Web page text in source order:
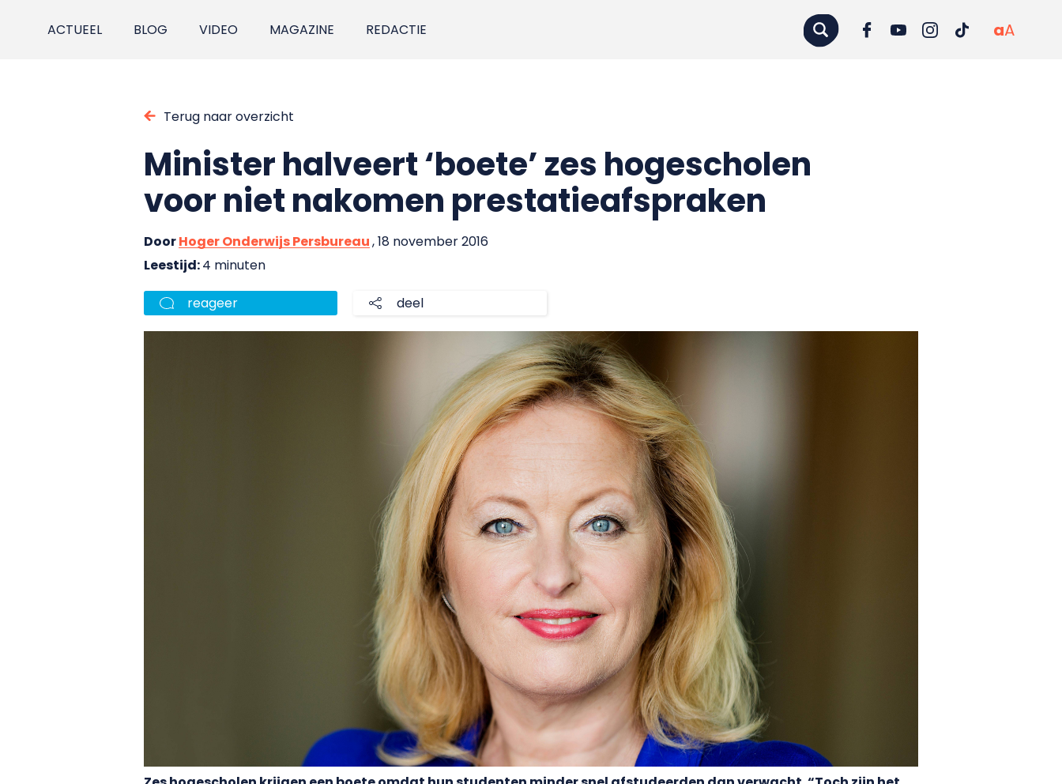
ACTUEEL BLOG VIDEO MAGAZINE REDACTIE aA
Terug naar overzicht
Minister halveert ‘boete’ zes hogescholen
voor niet nakomen prestatieafspraken
DoorHoger Onderwijs Persbureau, 18 november 2016
Leestijd:4 minuten
reageer deel